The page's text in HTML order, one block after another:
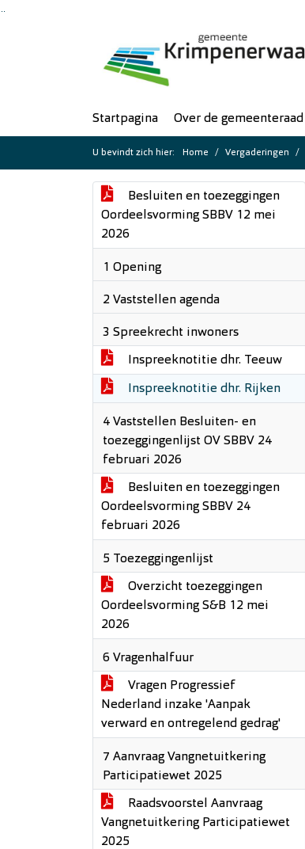
Startpagina Over de gemeenteraad
U bevindt zich hier: Home Vergaderingen
Besluiten en toezeggingen
Oordeelsvorming SBBV 12 mei
2026
1 Opening
2 Vaststellen agenda
3 Spreekrecht inwoners
Inspreeknotitie dhr. Teeuw
Inspreeknotitie dhr. Rijken
4 Vaststellen Besluiten- en
toezeggingenlijst OV SBBV 24
februari 2026
Besluiten en toezeggingen
Oordeelsvorming SBBV 24
februari 2026
5 Toezeggingenlijst
Overzicht toezeggingen
Oordeelsvorming S&B 12 mei
2026
6 Vragenhalfuur
Vragen Progressief
Nederland inzake 'Aanpak
verward en ontregelend gedrag'
7 Aanvraag Vangnetuitkering
Participatiewet 2025
Raadsvoorstel Aanvraag
Vangnetuitkering Participatiewet
2025